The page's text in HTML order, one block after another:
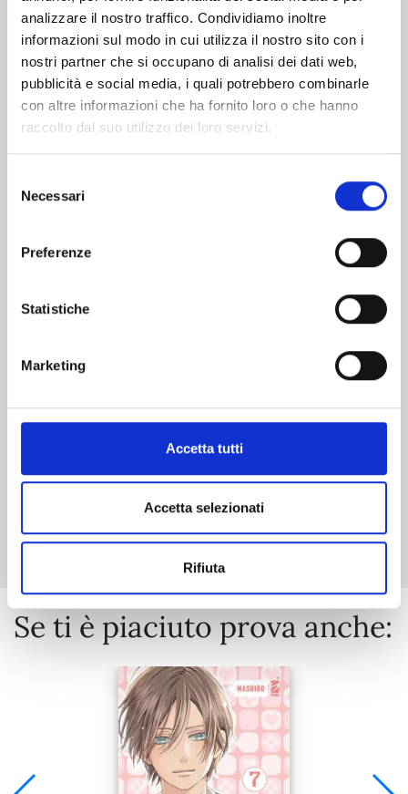
analizzare il nostro traffico. Condividiamo inoltre
informazioni sul modo in cui utilizza il nostro sito con i
nostri partner che si occupano di analisi dei dati web,
pubblicità e social media, i quali potrebbero combinarle
con altre informazioni che ha fornito loro o che hanno
raccolto dal suo utilizzo dei loro servizi.
delNecessari
Preferenze
Statistiche
Marketing
Accetta tutti
Accetta selezionati
Rifiuta
€ 10,90
Mostra tutto
Se ti è piaciuto prova anche: